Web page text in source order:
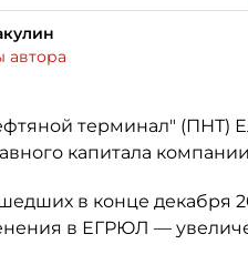
автора
терминал" (ПНТ)
капитала
в конце декабря
в ЕГРЮЛ —